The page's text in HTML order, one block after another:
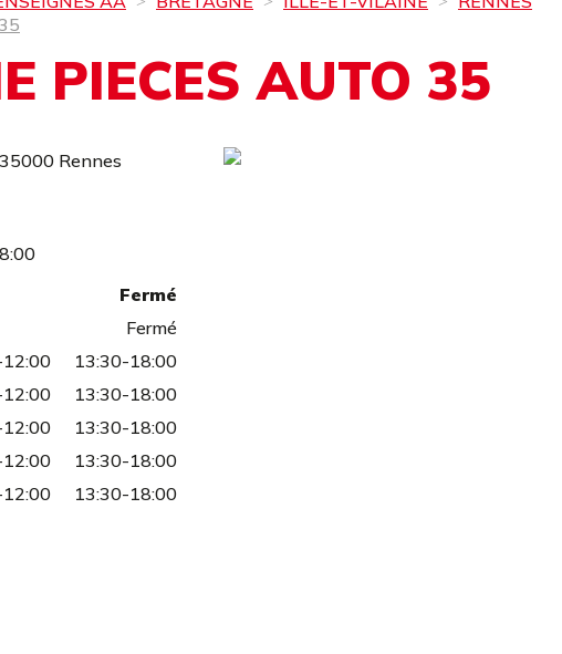
PIECES AUTO 35
35000 Rennes
Fermé
Fermé
13:30-18:00
13:30-18:00
13:30-18:00
13:30-18:00
13:30-18:00